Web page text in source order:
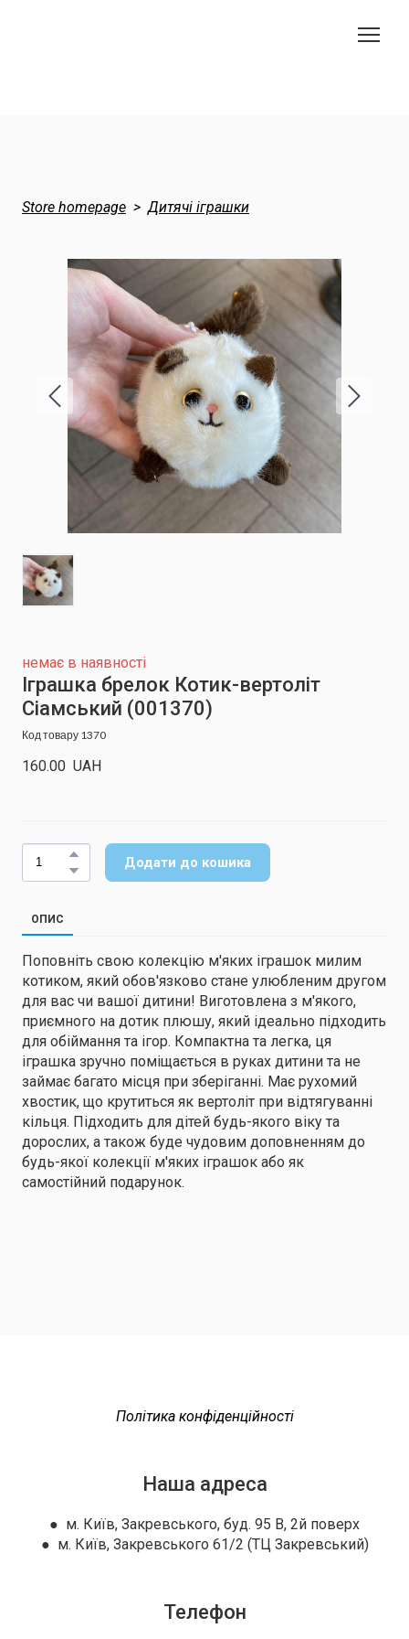
Store homepage Дитячі іграшки
немає в наявності
Іграшка брелок Котик-вертоліт
Сіамський (001370)
Код товару 1370
160.00  UAH
Додати до кошика
ОПИС
Поповніть свою колекцію м'яких іграшок милим
котиком, який обов'язково стане улюбленим другом
для вас чи вашої дитини! Виготовлена з м'якого,
приємного на дотик плюшу, який ідеально підходить
для обіймання та ігор. Компактна та легка, ця
іграшка зручно поміщається в руках дитини та не
займає багато місця при зберіганні. Має рухомий
хвостик, що крутиться як вертоліт при відтягуванні
кільця. Підходить для дітей будь-якого віку та
дорослих, а також буде чудовим доповненням до
будь-якої колекції м'яких іграшок або як
самостійний подарунок.
Політика конфіденційності
Наша адреса
● м. Київ, Закревського, буд. 95 В, 2й поверх
● м. Київ, Закревського 61/2 (ТЦ Закревський)
Телефон